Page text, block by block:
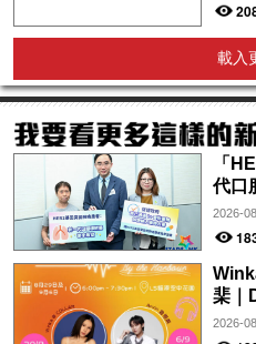
載入
「
代口
府加
受惠
2026-
棐｜
月29
2026-